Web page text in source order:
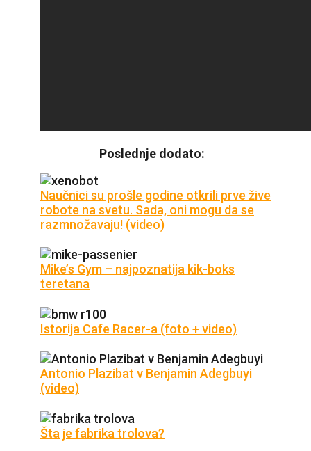
Poslednje dodato:
Naučnici su prošle godine otkrili prve žive
robote na svetu. Sada, oni mogu da se
razmnožavaju! (video)
Mike’s Gym – najpoznatija kik-boks
teretana
Istorija Cafe Racer-a (foto + video)
Antonio Plazibat v Benjamin Adegbuyi
(video)
Šta je fabrika trolova?